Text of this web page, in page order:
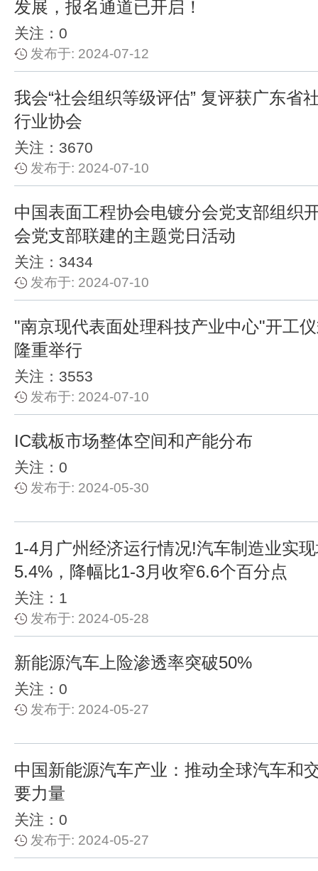
发展，报名通道已开启！
关注：0
发布于: 2024-07-12
我会“社会组织等级评估” 复评获广东省
行业协会
关注：3670
发布于: 2024-07-10
中国表面工程协会电镀分会党支部组织
会党支部联建的主题党日活动
关注：3434
发布于: 2024-07-10
"南京现代表面处理科技产业中心"开工
隆重举行
关注：3553
发布于: 2024-07-10
IC载板市场整体空间和产能分布
关注：0
发布于: 2024-05-30
1-4月广州经济运行情况!汽车制造业实
5.4%，降幅比1-3月收窄6.6个百分点
关注：1
发布于: 2024-05-28
新能源汽车上险渗透率突破50%
关注：0
发布于: 2024-05-27
中国新能源汽车产业：推动全球汽车和
要力量
关注：0
发布于: 2024-05-27